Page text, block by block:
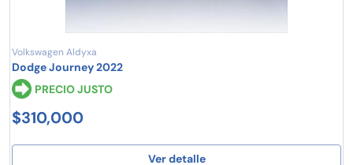
Volkswagen Aldyxa
Dodge Journey 2022
PRECIO JUSTO
$310,000
Ver detalle